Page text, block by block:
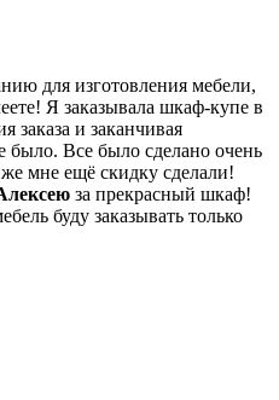
для изготовления мебели,
Я заказывала шкаф-купе в
заказа и заканчивая
Все было сделано очень
мне ещё скидку сделали!
за прекрасный шкаф!
буду заказывать только